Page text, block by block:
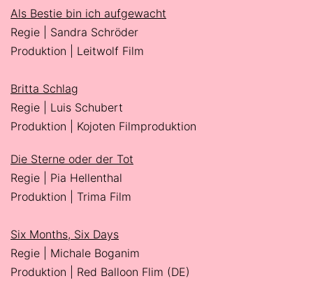
Als Bestie bin ich aufgewacht
Regie | Sandra Schröder
Produktion | Leitwolf Film
Britta Schlag
Regie | Luis Schubert
Produktion | Kojoten Filmproduktion
Die Sterne oder der Tot
Regie | Pia Hellenthal
Produktion | Trima Film
Six Months, Six Days
Regie | Michale Boganim
Produktion | Red Balloon Flim (DE)